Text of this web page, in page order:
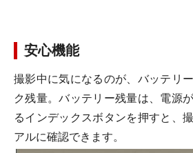
安心機能
撮影中に気になるのが、バッテリ
ク残量。バッテリー残量は、電源
るインデックスボタンを押すと、
アルに確認できます。